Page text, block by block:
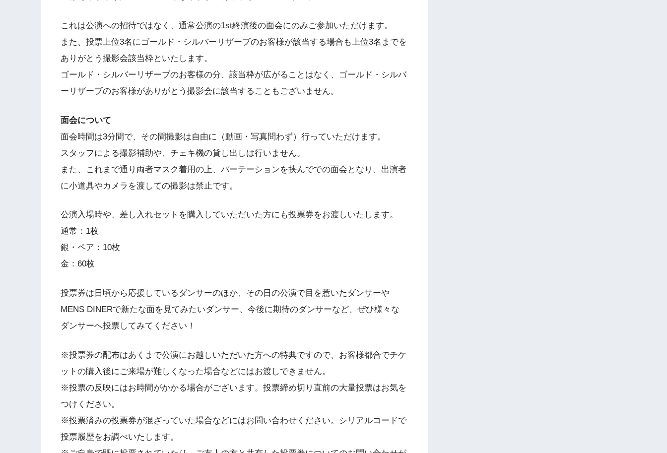
これは公演への招待ではなく、通常公演の1st終演後の面会にのみご参加いただけます。
また、投票上位3名にゴールド・シルバーリザーブのお客様が該当する場合も上位3名までを
ありがとう撮影会該当枠といたします。
ゴールド・シルバーリザーブのお客様の分、該当枠が広がることはなく、ゴールド・シルバ
ーリザーブのお客様がありがとう撮影会に該当することもございません。
面会について
面会時間は3分間で、その間撮影は自由に（動画・写真問わず）行っていただけます。
スタッフによる撮影補助や、チェキ機の貸し出しは行いません。
また、これまで通り両者マスク着用の上、パーテーションを挟んででの面会となり、出演者
に小道具やカメラを渡しての撮影は禁止です。
公演入場時や、差し入れセットを購入していただいた方にも投票券をお渡しいたします。
通常：1枚
銀・ペア：10枚
金：60枚
投票券は日頃から応援しているダンサーのほか、その日の公演で目を惹いたダンサーや
MENS DINERで新たな面を見てみたいダンサー、今後に期待のダンサーなど、ぜひ様々な
ダンサーへ投票してみてください！
※投票券の配布はあくまで公演にお越しいただいた方への特典ですので、お客様都合でチケ
ットの購入後にご来場が難しくなった場合などにはお渡しできません。
※投票の反映にはお時間がかかる場合がございます。投票締め切り直前の大量投票はお気を
つけください。
※投票済みの投票券が混ざっていた場合などにはお問い合わせください。シリアルコードで
投票履歴をお調べいたします。